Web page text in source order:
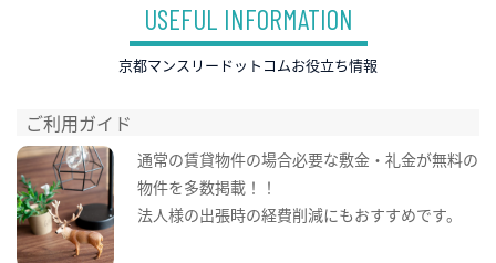
USEFUL INFORMATION
京都マンスリードットコムお役立ち情報
ご利用ガイド
通常の賃貸物件の場合必要な敷金・礼金が無料の
物件を多数掲載！！
法人様の出張時の経費削減にもおすすめです。